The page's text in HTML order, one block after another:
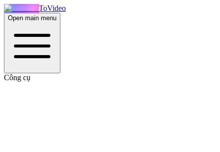
ToVideo
Open main menu
Công cụ